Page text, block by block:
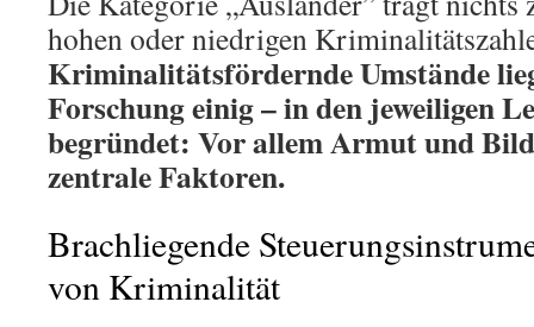
hohen oder niedrigen
Kriminalitätsfördernde Umstände
Forschung einig – in den jeweiligen
begründet: Vor allem Armut und
zentrale Faktoren.
Brachliegende
von Kriminalität